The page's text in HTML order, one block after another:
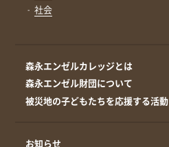
社会
森永エンゼルカレッジとは
森永エンゼル財団について
被災地の子どもたちを応援する活動
お知らせ